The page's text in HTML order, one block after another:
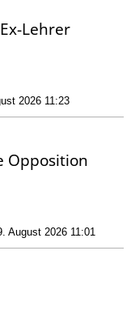
Lehrer
2026 11:23
Opposition
August 2026 11:01